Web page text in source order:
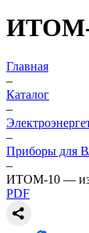
ИТОМ-
Главная
–
Каталог
–
–
Приборы для
–
ИТОМ-10 —
PDF